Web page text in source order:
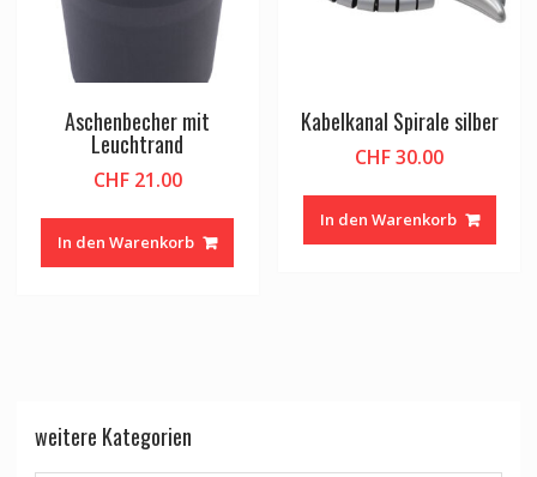
Aschenbecher mit
Leuchtrand
CHF21.00
In den Warenkorb
Kabelkanal Spirale silber
CHF30.00
In den Warenkorb
weitere Kategorien